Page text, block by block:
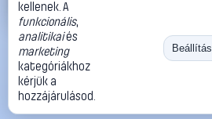
«
Méret:
©2026
ThermoScope
ÁSZF
Cégbemutató
kellenek. A
funkcionális,
analitikaiés
marketing
kategóriákhoz
kérjük a
hozzájárulásod.